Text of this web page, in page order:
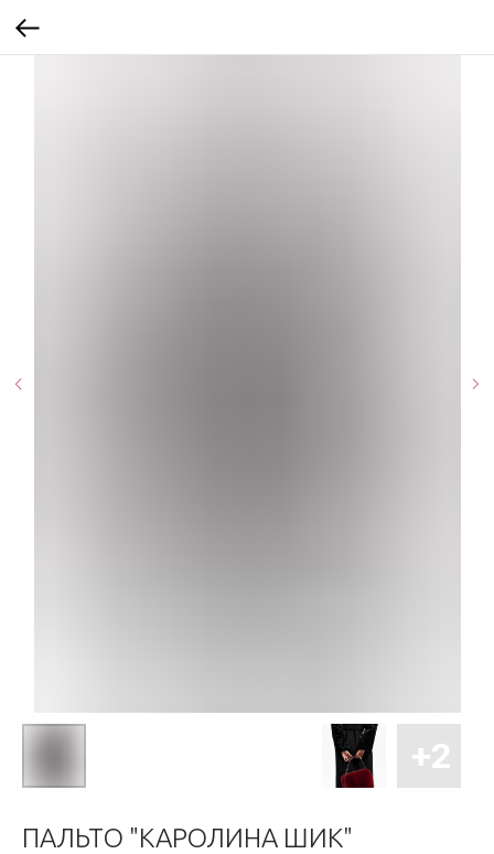
ПАЛЬТО "КАРОЛИНА ШИК"